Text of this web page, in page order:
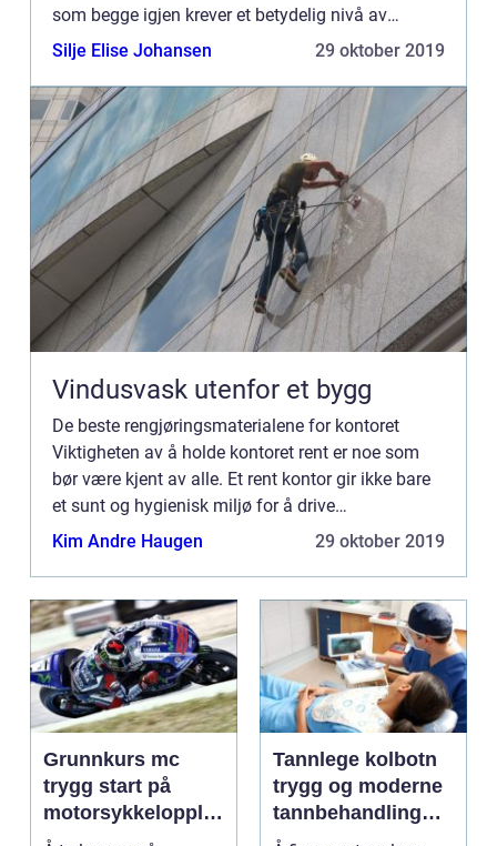
som begge igjen krever et betydelig nivå av
arbeidsmoral fra alle som &osla...
Silje Elise Johansen 29 oktober 2019
Vindusvask utenfor et bygg
De beste rengjøringsmaterialene for kontoret
Viktigheten av å holde kontoret rent er noe som
bør være kjent av alle. Et rent kontor gir ikke bare
et sunt og hygienisk miljø for å drive
forretningsdrift, men det ...
Kim Andre Haugen 29 oktober 2019
Grunnkurs mc
trygg start på
motorsykkelopplæ
ringen
Tannlege kolbotn
trygg og moderne
tannbehandling
nær deg